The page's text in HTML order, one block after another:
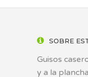
SOBRE
Guisos
y a la